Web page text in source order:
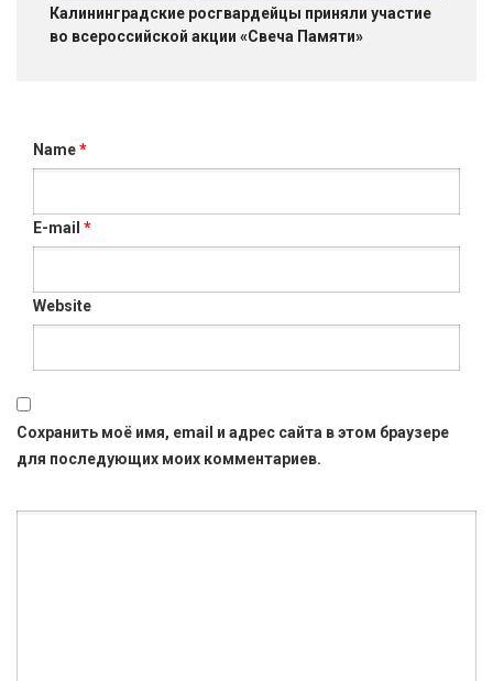
Калининградские росгвардейцы приняли участие
во всероссийской акции «Свеча Памяти»
Name*
E-mail *
Website
Сохранить моё имя, email и адрес сайта в этом браузере
для последующих моих комментариев.